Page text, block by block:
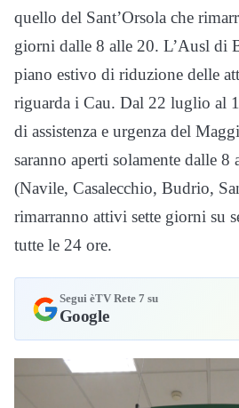
quello del Sant’Orsola che
giorni dalle 8 alle 20. L’Ausl di
piano estivo di riduzione delle
riguarda i Cau. Dal 22 luglio al
di assistenza e urgenza del
saranno aperti solamente dalle
(Navile, Casalecchio, Budrio,
rimarranno attivi sette giorni su
tutte le 24 ore.
Segui èTV Rete 7 su
Google